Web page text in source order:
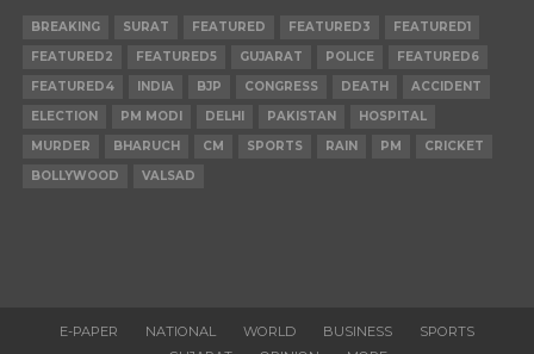
BREAKING SURAT FEATURED FEATURED3
FEATURED1
FEATURED2
FEATURED5 GUJARAT POLICE
FEATURED6
FEATURED4
INDIA BJP CONGRESS DEATH
ACCIDENT
ELECTION
PM MODI DELHI PAKISTAN
HOSPITAL
MURDER
BHARUCH CM SPORTS RAIN PM
CRICKET
BOLLYWOOD
VALSAD
E-PAPER NATIONAL WORLD BUSINESS
SPORTS